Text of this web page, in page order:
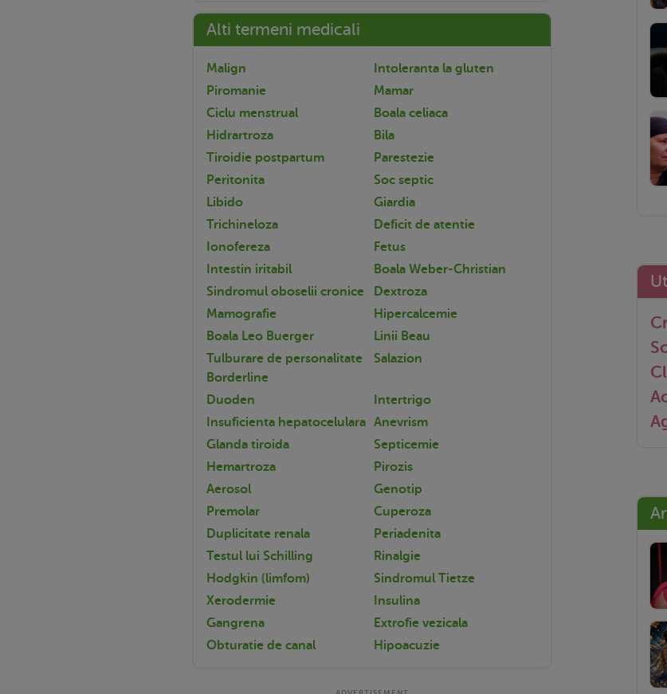
Alti termeni medicali
Malign
Intoleranta la gluten
Piromanie
Mamar
Ciclu menstrual
Boala celiaca
Hidrartroza
Bila
Tiroidie postpartum
Parestezie
Peritonita
Soc septic
Libido
Giardia
Trichineloza
Deficit de atentie
Ionofereza
Fetus
Intestin iritabil
Boala Weber-Christian
Sindromul oboselii cronice
Dextroza
Mamografie
Hipercalcemie
Boala Leo Buerger
Linii Beau
Tulburare de personalitate
Borderline
Salazion
Duoden
Intertrigo
Insuficienta hepatocelulara Anevrism
Glanda tiroida
Septicemie
Hemartroza
Pirozis
Aerosol
Genotip
Premolar
Cuperoza
Duplicitate renala
Periadenita
Testul lui Schilling
Rinalgie
Hodgkin (limfom)
Sindromul Tietze
Xerodermie
Insulina
Gangrena
Extrofie vezicala
Obturatie de canal
Hipoacuzie